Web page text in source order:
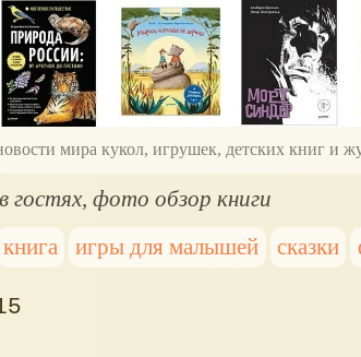
мира кукол, игрушек, детских книг и
гостях, фото обзор книги
книга игры для малышей сказки